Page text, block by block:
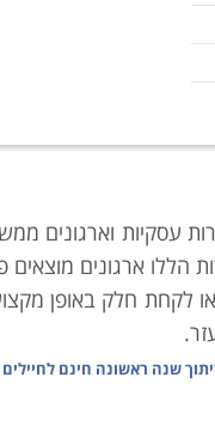
עסקיות וארגונים
ארגונים מוצאים
לקחת חלק באופן
שנה ראשונה חינם